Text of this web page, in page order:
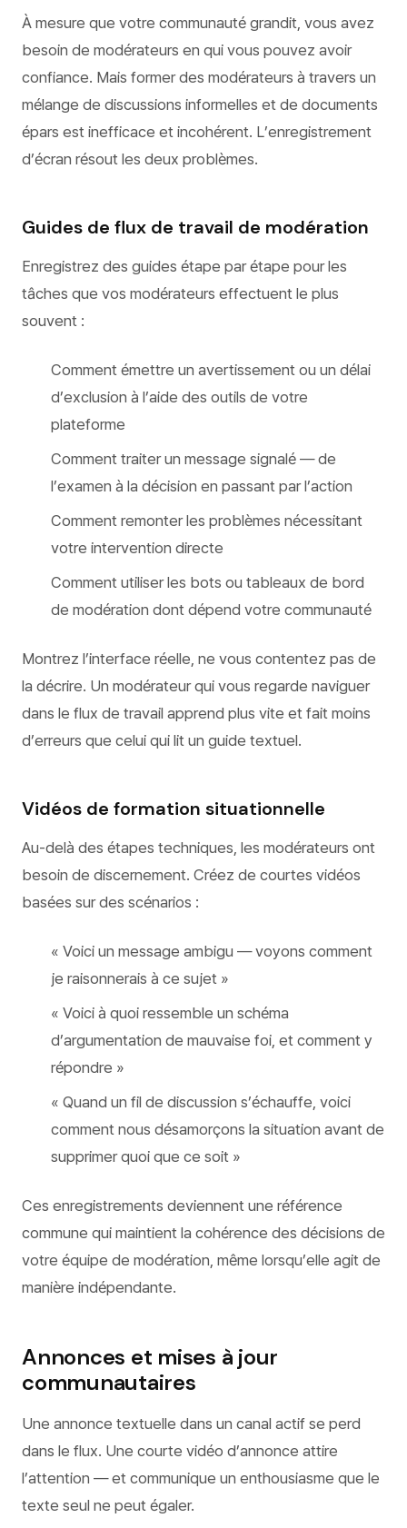
À mesure que votre communauté grandit, vous avez
besoin de modérateurs en qui vous pouvez avoir
confiance. Mais former des modérateurs à travers un
mélange de discussions informelles et de documents
épars est inefficace et incohérent. L’enregistrement
d’écran résout les deux problèmes.
Guides de flux de travail de modération
Enregistrez des guides étape par étape pour les
tâches que vos modérateurs effectuent le plus
souvent :
Comment émettre un avertissement ou un délai
d’exclusion à l’aide des outils de votre
plateforme
Comment traiter un message signalé — de
l’examen à la décision en passant par l’action
Comment remonter les problèmes nécessitant
votre intervention directe
Comment utiliser les bots ou tableaux de bord
de modération dont dépend votre communauté
Montrez l’interface réelle, ne vous contentez pas de
la décrire. Un modérateur qui vous regarde naviguer
dans le flux de travail apprend plus vite et fait moins
d’erreurs que celui qui lit un guide textuel.
Vidéos de formation situationnelle
Au-delà des étapes techniques, les modérateurs ont
besoin de discernement. Créez de courtes vidéos
basées sur des scénarios :
« Voici un message ambigu — voyons comment
je raisonnerais à ce sujet »
« Voici à quoi ressemble un schéma
d’argumentation de mauvaise foi, et comment y
répondre »
« Quand un fil de discussion s’échauffe, voici
comment nous désamorçons la situation avant de
supprimer quoi que ce soit »
Ces enregistrements deviennent une référence
commune qui maintient la cohérence des décisions de
votre équipe de modération, même lorsqu’elle agit de
manière indépendante.
Annonces et mises à jour
communautaires
Une annonce textuelle dans un canal actif se perd
dans le flux. Une courte vidéo d’annonce attire
l’attention — et communique un enthousiasme que le
texte seul ne peut égaler.